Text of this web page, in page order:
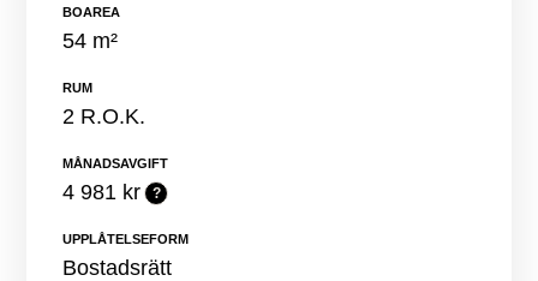
BOAREA
54 m²
RUM
2 R.O.K.
MÅNADSAVGIFT
4 981 kr
UPPLÅTELSEFORM
Bostadsrätt